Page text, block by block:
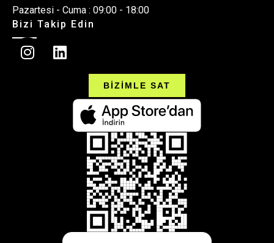
Pazartesi - Cuma : 09:00 - 18:00
Bizi Takip Edin
BİZİMLE SAT